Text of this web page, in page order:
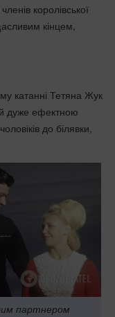
королівської
кінцем,
катанні Тетяна Жук
дуже ефектною
до білявки,
партнером